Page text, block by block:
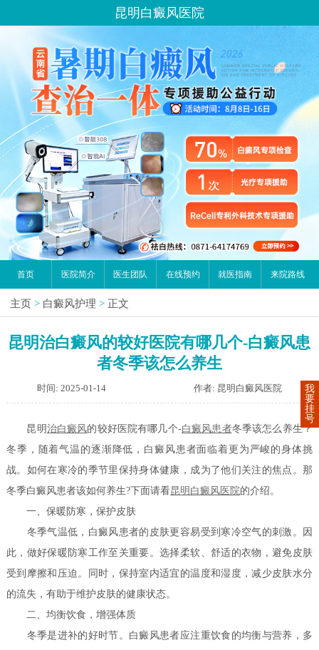
昆明白癜风医院
首页 医院简介 医生团队 在线预约 就医指南 来院路线
主页 > 白癜风护理 > 正文
昆明治白癜风的较好医院有哪几个-白癜风患
者冬季该怎么养生
时间: 2025-01-14 作者: 昆明白癜风医院
昆明治白癜风的较好医院有哪几个-白癜风患者冬季该怎么养生？
冬季，随着气温的逐渐降低，白癜风患者面临着更为严峻的身体挑
战。如何在寒冷的季节里保持身体健康，成为了他们关注的焦点。那
冬季白癜风患者该如何养生?下面请看昆明白癜风医院的介绍。
一、保暖防寒，保护皮肤
冬季气温低，白癜风患者的皮肤更容易受到寒冷空气的刺激。因
此，做好保暖防寒工作至关重要。选择柔软、舒适的衣物，避免皮肤
受到摩擦和压迫。同时，保持室内适宜的温度和湿度，减少皮肤水分
的流失，有助于维护皮肤的健康状态。
二、均衡饮食，增强体质
冬季是进补的好时节。白癜风患者应注重饮食的均衡与营养，多
我
要
挂
号